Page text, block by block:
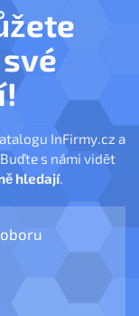
InFirmy.cz a
s námi vidět
hledají.